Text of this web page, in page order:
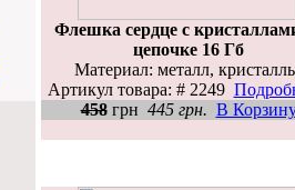
Флешка сердце с
цепочке 16 Гб
Материал: металл,
Артикул товара: # 2249
458грн 445 грн. В